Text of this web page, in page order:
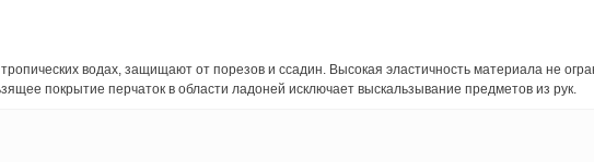
водах, защищают от порезов и ссадин. Высокая эластичность материала не
покрытие перчаток в области ладоней исключает выскальзывание предметов из рук.